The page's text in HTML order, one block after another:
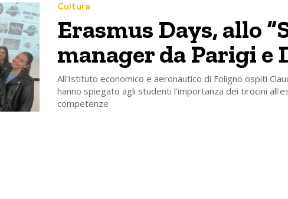
Cultura
Erasmus Days, allo
manager da Parigi e
All'Istituto economico e aeronautico di Foligno ospiti
hanno spiegato agli studenti l'importanza dei tirocini
competenze